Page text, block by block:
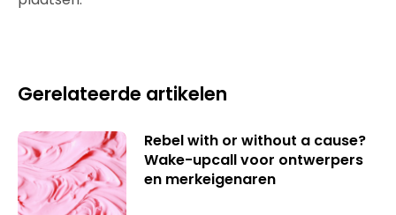
Gerelateerde artikelen
Rebel with or without a cause?
Wake-upcall voor ontwerpers
en merkeigenaren